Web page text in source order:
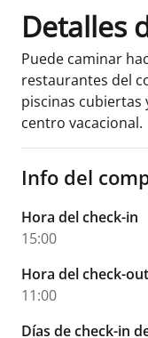
Detalles
Puede caminar
restaurantes del
piscinas cubiertas
centro vacacional.
Info del
Hora del check-in
15:00
Hora del check-out
11:00
Días de check-in